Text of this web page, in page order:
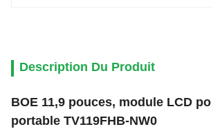
Description Du Produit
BOE 11,9 pouces, module LCD
portable TV119FHB-NW0